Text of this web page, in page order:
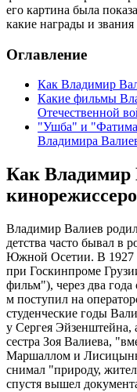
его картина была
какие награды и
Оглавление
Как Владимир
Какие фильмы
Отечественной
"Ушба" и
Владимира
Как Владимир
Владимир Валиев
детства часто бывал в
Южной Осетии. В 1927
при Госкинпроме
фильм"), через два
м поступил на
студенческие годы
у Сергея Эйзенштейна,
сестра Зоя Валиева,
Маршаллом и
снимал "природу,
спустя вышел